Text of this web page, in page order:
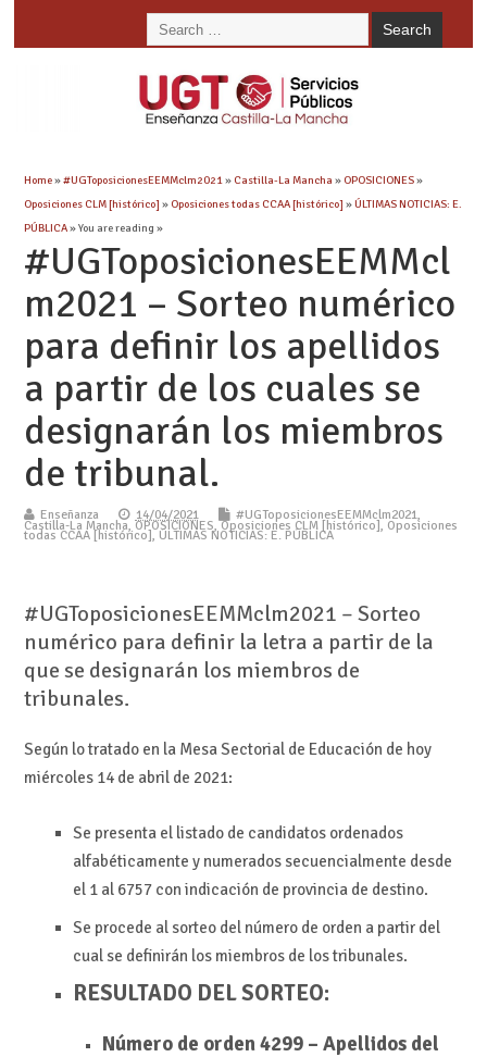
Home»#UGToposicionesEEMMclm2021» Castilla-La Mancha » OPOSICIONES»
Oposiciones CLM [histórico] » Oposiciones todas CCAA [histórico] »ÚLTIMAS NOTICIAS: E.
PÚBLICA» You are reading »
#UGToposicionesEEMMcl
m2021 – Sorteo numérico
para definir los apellidos
a partir de los cuales se
designarán los miembros
de tribunal.
Enseñanza 14/04/2021 #UGToposicionesEEMMclm2021,
Castilla-La Mancha, OPOSICIONES,Oposiciones CLM [histórico], Oposiciones
todas CCAA [histórico], ÚLTIMAS NOTICIAS: E. PÚBLICA
#UGToposicionesEEMMclm2021 – Sorteo
numérico para definir la letra a partir de la
que se designarán los miembros de
tribunales.
Según lo tratado en la Mesa Sectorial de Educación de hoy
miércoles 14 de abril de 2021:
Se presenta el listado de candidatos ordenados
alfabéticamente y numerados secuencialmente desde
el 1 al 6757 con indicación de provincia de destino.
Se procede al sorteo del número de orden a partir del
cual se definirán los miembros de los tribunales.
RESULTADO DEL SORTEO:
Número de orden 4299 – Apellidos del